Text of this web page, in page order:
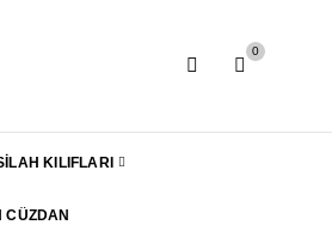
0
KILIFLARI
CÜZDAN